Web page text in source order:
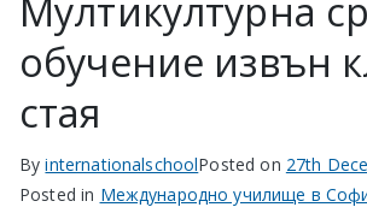
обучение извън
стая
ByinternationalschoolPosted on 27th
Posted in Международно училище в